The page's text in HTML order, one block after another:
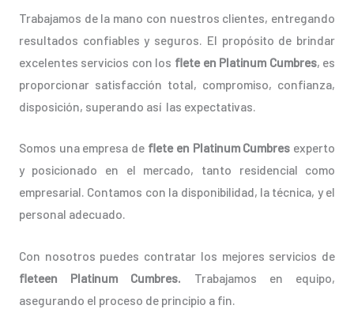
Trabajamos de la mano con nuestros clientes, entregando
resultados confiables y seguros. El propósito de brindar
excelentes servicios con los flete en Platinum Cumbres, es
proporcionar satisfacción total, compromiso, confianza,
disposición, superando así las expectativas.
Somos una empresa de flete en Platinum Cumbres experto
y posicionado en el mercado, tanto residencial como
empresarial. Contamos con la disponibilidad, la técnica, y el
personal adecuado.
Con nosotros puedes contratar los mejores servicios de
fleteen Platinum Cumbres. Trabajamos en equipo,
asegurando el proceso de principio a fin.